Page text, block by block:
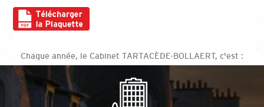
Chaque année, le Cabinet TARTACÈDE-BOLLAERT, c'est :